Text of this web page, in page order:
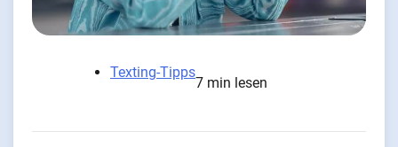
Texting-Tipps
7 min lesen